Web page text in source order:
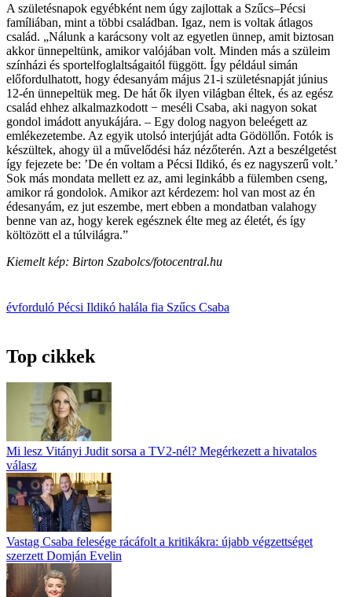
A születésnapok egyébként nem úgy zajlottak a Szűcs–Pécsi
famíliában, mint a többi családban. Igaz, nem is voltak átlagos
család. „Nálunk a karácsony volt az egyetlen ünnep, amit biztosan
akkor ünnepeltünk, amikor valójában volt. Minden más a szüleim
színházi és sportelfoglaltságaitól függött. Így például simán
előfordulhatott, hogy édesanyám május 21-i születésnapját június
12-én ünnepeltük meg. De hát ők ilyen világban éltek, és az egész
család ehhez alkalmazkodott − meséli Csaba, aki nagyon sokat
gondol imádott anyukájára. – Egy dolog nagyon beleégett az
emlékezetembe. Az egyik utolsó interjúját adta Gödöllőn. Fotók is
készültek, ahogy ül a művelődési ház nézőterén. Azt a beszélgetést
így fejezete be: ’De én voltam a Pécsi Ildikó, és ez nagyszerű volt.’
Sok más mondata mellett ez az, ami leginkább a fülemben cseng,
amikor rá gondolok. Amikor azt kérdezem: hol van most az én
édesanyám, ez jut eszembe, mert ebben a mondatban valahogy
benne van az, hogy kerek egésznek élte meg az életét, és így
költözött el a túlvilágra.”
Kiemelt kép: Birton Szabolcs/fotocentral.hu
évforduló Pécsi Ildikó halála fia Szűcs Csaba
Top cikkek
Mi lesz Vitányi Judit sorsa a TV2-nél? Megérkezett a hivatalos
válasz
Vastag Csaba felesége rácáfolt a kritikákra: újabb végzettséget
szerzett Domján Evelin